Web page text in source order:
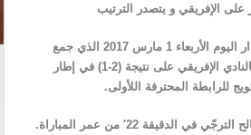
الإفريقي و يتصدر الترتيب
انتهى دربي العاصمة الذي دار اليوم الأربعاء 1 مارس 2017 الذي جمع
الترجي الرياضي التونسي بالنادي الإفريقي على نتيجة (2-1) في إطار
للرابطة المحترفة اللأولى.
الدقيقة 22′ من عمر المباراة.